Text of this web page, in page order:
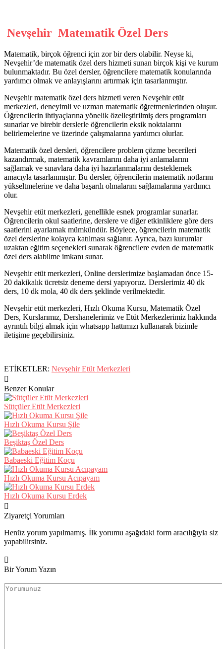
Nevşehir Matematik Özel Ders
Matematik, birçok öğrenci için zor bir ders olabilir. Neyse ki,
Nevşehir’de matematik özel ders hizmeti sunan birçok kişi ve kurum
bulunmaktadır. Bu özel dersler, öğrencilere matematik konularında
yardımcı olmak ve anlayışlarını artırmak için tasarlanmıştır.
Nevşehir matematik özel ders hizmeti veren Nevşehir etüt
merkezleri, deneyimli ve uzman matematik öğretmenlerinden oluşur.
Öğrencilerin ihtiyaçlarına yönelik özelleştirilmiş ders programları
sunarlar ve birebir derslerle öğrencilerin eksik noktalarını
belirlemelerine ve üzerinde çalışmalarına yardımcı olurlar.
Matematik özel dersleri, öğrencilere problem çözme becerileri
kazandırmak, matematik kavramlarını daha iyi anlamalarını
sağlamak ve sınavlara daha iyi hazırlanmalarını desteklemek
amacıyla tasarlanmıştır. Bu dersler, öğrencilerin matematik notlarını
yükseltmelerine ve daha başarılı olmalarını sağlamalarına yardımcı
olur.
Nevşehir etüt merkezleri, genellikle esnek programlar sunarlar.
Öğrencilerin okul saatlerine, derslere ve diğer etkinliklere göre ders
saatlerini ayarlamak mümkündür. Böylece, öğrencilerin matematik
özel derslerine kolayca katılması sağlanır. Ayrıca, bazı kurumlar
uzaktan eğitim seçenekleri sunarak öğrencilere evden de matematik
özel ders alabilme imkanı sunar.
Nevşehir etüt merkezleri, Online derslerimize başlamadan önce 15-
20 dakikalık ücretsiz deneme dersi yapıyoruz. Derslerimiz 40 dk
ders, 10 dk mola, 40 dk ders şeklinde verilmektedir.
Nevşehir etüt merkezleri, Hızlı Okuma Kursu, Matematik Özel
Ders, Kurslarımız, Dershanelerimiz ve Etüt Merkezlerimiz hakkında
ayrıntılı bilgi almak için whatsapp hattımızı kullanarak bizimle
iletişime geçebilirsiniz.
ETİKETLER: Nevşehir Etüt Merkezleri
Benzer Konular
Sütçüler Etüt Merkezleri
Hızlı Okuma Kursu Şile
Beşiktaş Özel Ders
Babaeski Eğitim Koçu
Hızlı Okuma Kursu Acıpayam
Hızlı Okuma Kursu Erdek
Ziyaretçi Yorumları
Henüz yorum yapılmamış. İlk yorumu aşağıdaki form aracılığıyla siz
yapabilirsiniz.
Bir Yorum Yazın